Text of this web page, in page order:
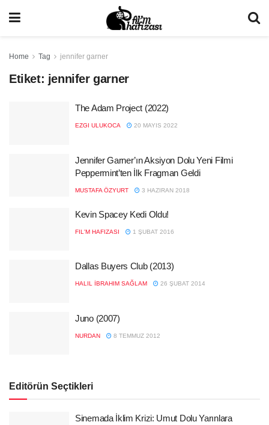
Home Tag jennifer garner
Etiket: jennifer garner
The Adam Project (2022)
EZGI ULUKOCA 20 MAYIS 2022
Jennifer Garner’ın Aksiyon Dolu Yeni Filmi
Peppermint’ten İlk Fragman Geldi
MUSTAFA ÖZYURT 3 HAZIRAN 2018
Kevin Spacey Kedi Oldu!
FIL'M HAFIZASI 1 ŞUBAT 2016
Dallas Buyers Club (2013)
HALIL İBRAHIM SAĞLAM 26 ŞUBAT 2014
Juno (2007)
NURDAN 8 TEMMUZ 2012
Editörün Seçtikleri
Sinemada İklim Krizi: Umut Dolu Yarınlara